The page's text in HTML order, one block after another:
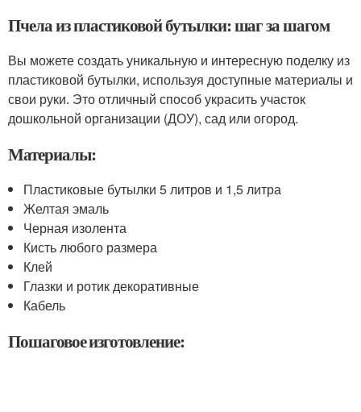
Пчела из пластиковой бутылки: шаг за шагом
Вы можете создать уникальную и интересную поделку из
пластиковой бутылки, используя доступные материалы и
свои руки. Это отличный способ украсить участок
дошкольной организации (ДОУ), сад или огород.
Материалы:
Пластиковые бутылки 5 литров и 1,5 литра
Желтая эмаль
Черная изолента
Кисть любого размера
Клей
Глазки и ротик декоративные
Кабель
Пошаговое изготовление: